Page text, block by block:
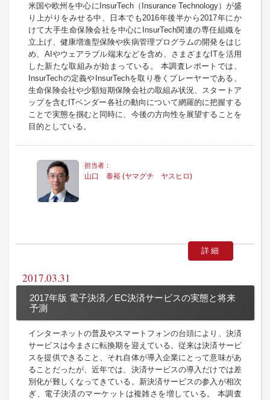
米国や欧州を中心にInsurTech（Insurance Technology）が盛
り上がりをみせる中、日本でも2016年後半から2017年にか
けて大手生命保険会社を中心にInsurTech関連の専任組織を
立上げ、健康増進型保険や疾病管理プログラムの開発をはじ
め、AIやウェアラブル端末などを含め、さまざまなITを活用
した新たな取組みが始まっている。 本調査レポートでは、
InsurTechの定義やInsurTechを取り巻くプレーヤーである、
生命保険会社や少額短期保険会社の取組み状況、スタートア
ップを含むITベンダー各社の動向について網羅的に把握する
ことで実態を掴むと同時に、今後の方向性を展望することを
目的としている。
山口 泰裕 (ヤマグチ ヤスヒロ)
詳細
2017.03.31
2017年版 電子決済／EC決済サービスの実態と将来
予測
インターネットの普及やスマートフォンの台頭により、決済
サービスは今まさに転換期を迎えている。従来は決済サービ
スを提供できること、それ自体が導入企業にとって意味があ
ることだったが、近年では、決済サービスの導入だけでは差
別化が難しくなってきている。新決済サービスの参入が相次
ぎ、電子決済のマーケットは複雑さを増している。 本調査